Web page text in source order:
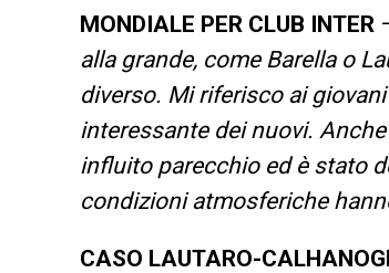
MONDIALE PER CLUB INTER
alla grande, come Barella o
diverso. Mi riferisco ai
interessante dei nuovi.
influito parecchio ed è stato
condizioni atmosferiche
CASO LAUTARO-